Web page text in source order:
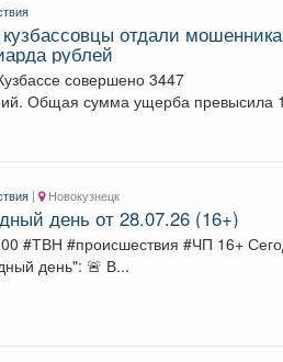
отдали
рублей
совершено 3447
Общая сумма ущерба превысила 1
| Новокузнецк
день от 28.07.26 (16+)
#происшествия #ЧП 16+ Сегодня
в программе "Судный день": 🚨 В...